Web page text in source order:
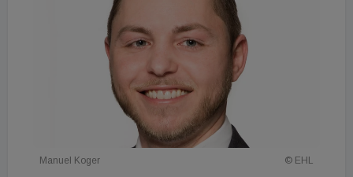
Manuel Koger © EHL